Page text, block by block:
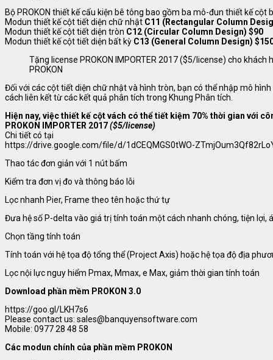
Bộ PROKON thiết kế cấu kiện bê tông bao gồm ba mô-đun thiết kế cột
Modun thiết kế cột tiết diện chữ nhật C11 (Rectangular Column
Modun thiết kế cột tiết diện tròn C12 (Circular Column Design) $90
Modun thiết kế cột tiết diện bất kỳ C13 (General Column Design)
Tặng license PROKON IMPORTER 2017 ($5/license) cho
PROKON
Đối với các cột tiết diện chữ nhật và hình tròn, bạn có thể nhập mô
cách liên kết từ các kết quả phân tích trong Khung Phân tích.
Hiện nay, việc thiết kế cột vách có thể tiết kiệm 70% thời gian với
PROKON IMPORTER 2017($5/license)
Chi tiết có tại
https://drive.google.com/file/d/1dCEQMGS0tWO-
Thao tác đơn giản với 1 nút bấm
Kiểm tra đơn vị đo và thông báo lỗi
Lọc nhanh Pier, Frame theo tên hoặc thứ tự
Đưa hệ số P-delta vào giá trị tính toán một cách nhanh chóng, tiện lợi,
Chọn tầng tính toán
Tính toán với hệ tọa độ tổng thể (Project Axis) hoặc hệ tọa độ địa
Lọc nội lực nguy hiểm Pmax, Mmax, e Max, giảm thời gian tính toán
Download phần mềm PROKON 3.0
https://goo.gl/LKH7s6
Please contact us: sales@banquyensoftware.com
Mobile: 0977 28 48 58
Các modun chính của phần mềm PROKON